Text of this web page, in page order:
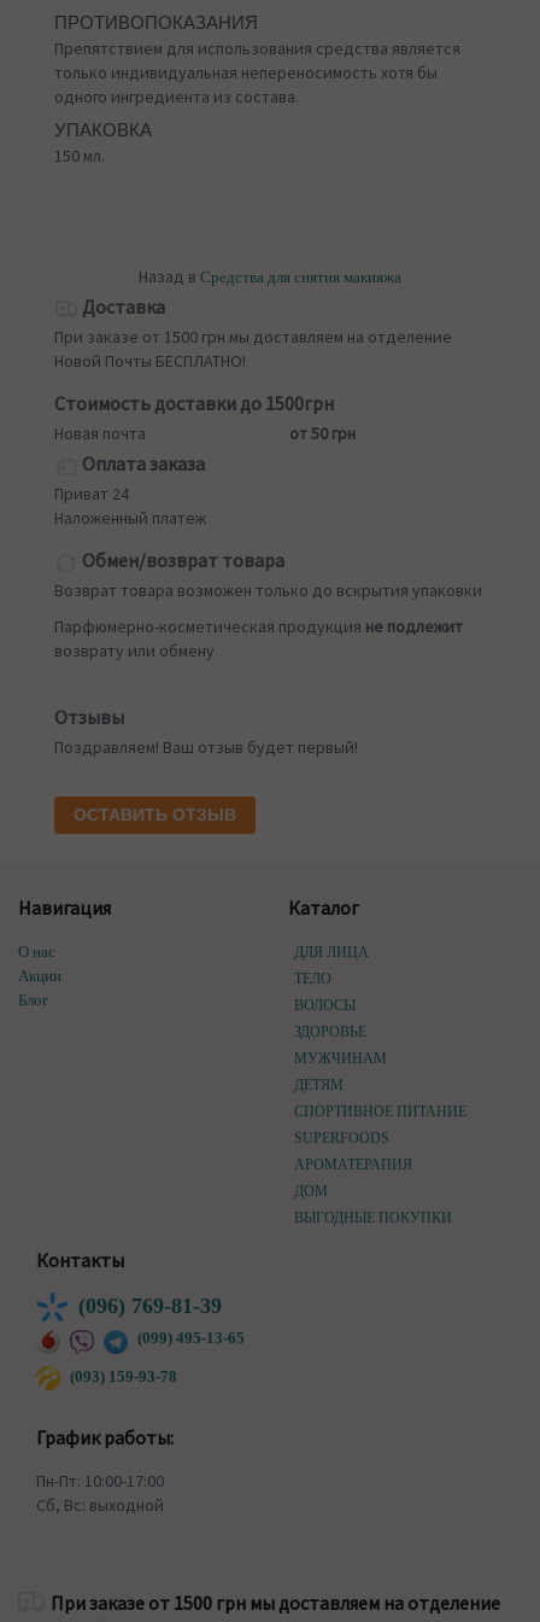
ПРОТИВОПОКАЗАНИЯ
Препятствием для использования средства является
только индивидуальная непереносимость хотя бы
одного ингредиента из состава.
УПАКОВКА
150 мл.
Назад в Средства для снятия макияжа
Доставка
При заказе от 1500 грн мы доставляем на отделение
Новой Почты БЕСПЛАТНО!
Стоимость доставки до 1500грн
Новая почта от 50 грн
Оплата заказа
Приват 24
Наложенный платеж
Обмен/возврат товара
Возврат товара возможен только до вскрытия упаковки
Парфюмерно-косметическая продукция не подлежит
возврату или обмену
Отзывы
Поздравляем! Ваш отзыв будет первый!
ОСТАВИТЬ ОТЗЫВ
Навигация
О нас
Акции
Блог
Каталог
ДЛЯ ЛИЦА
ТЕЛО
ВОЛОСЫ
ЗДОРОВЬЕ
МУЖЧИНАМ
ДЕТЯМ
СПОРТИВНОЕ ПИТАНИЕ
SUPERFOODS
АРОМАТЕРАПИЯ
ДОМ
ВЫГОДНЫЕ ПОКУПКИ
Контакты
(096) 769-81-39
(099) 495-13-65
(093) 159-93-78
График работы:
Пн-Пт: 10:00-17:00
Сб, Вс: выходной
При заказе от 1500 грн мы доставляем на отделение